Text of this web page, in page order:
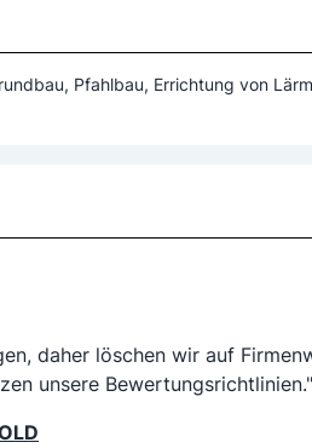
Pfahlbau, Errichtung von
daher löschen wir auf
unsere Bewertungsrichtlinien."